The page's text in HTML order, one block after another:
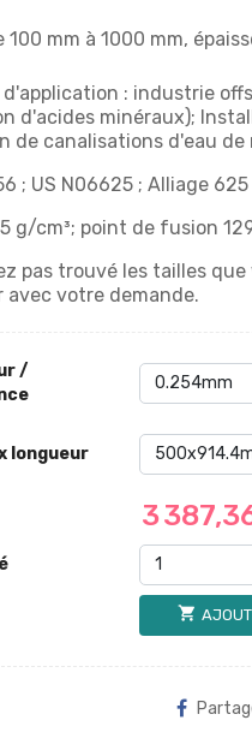
100 mm à 1000 mm,
d'application : industrie
d'acides minéraux);
de canalisations d'eau
; US N06625 ; Alliage 625
g/cm³; point de fusion
pas trouvé les tailles
avec votre demande.
/
longueur
3
shopping_cart